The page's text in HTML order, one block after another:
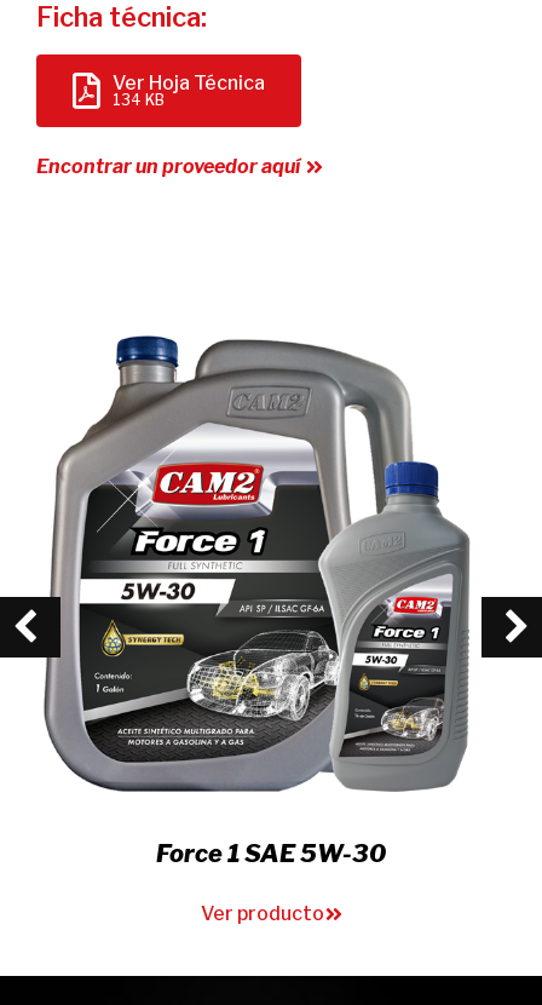
Ficha técnica:
Ver Hoja Técnica
134 KB
Encontrar un proveedor aquí
Rockdrill Oil
Ver producto